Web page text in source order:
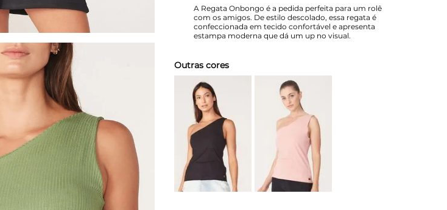
A Regata Onbongo é a pedida perfeita para um rolê
com os amigos. De estilo descolado, essa regata é
confeccionada em tecido confortável e apresenta
estampa moderna que dá um up no visual.
Outras cores